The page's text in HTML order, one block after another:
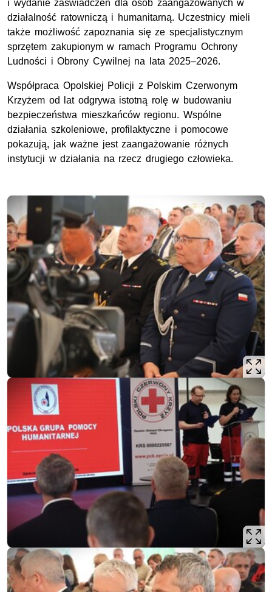
i wydanie zaświadczeń dla osób zaangażowanych w
działalność ratowniczą i humanitarną. Uczestnicy mieli
także możliwość zapoznania się ze specjalistycznym
sprzętem zakupionym w ramach Programu Ochrony
Ludności i Obrony Cywilnej na lata 2025–2026.
Współpraca Opolskiej Policji z Polskim Czerwonym
Krzyżem od lat odgrywa istotną rolę w budowaniu
bezpieczeństwa mieszkańców regionu. Wspólne
działania szkoleniowe, profilaktyczne i pomocowe
pokazują, jak ważne jest zaangażowanie różnych
instytucji w działania na rzecz drugiego człowieka.